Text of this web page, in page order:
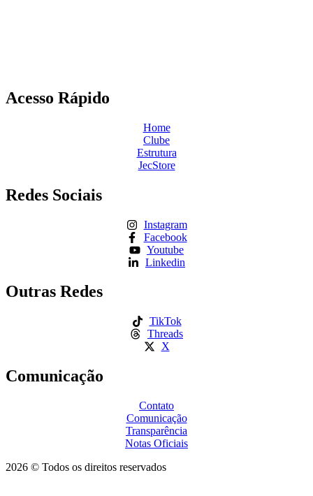
Acesso Rápido
Home
Clube
Estrutura
JecStore
Redes Sociais
Instagram
Facebook
Youtube
Linkedin
Outras Redes
TikTok
Threads
X
Comunicação
Contato
Comunicação
Transparência
Notas Oficiais
2026 © Todos os direitos reservados